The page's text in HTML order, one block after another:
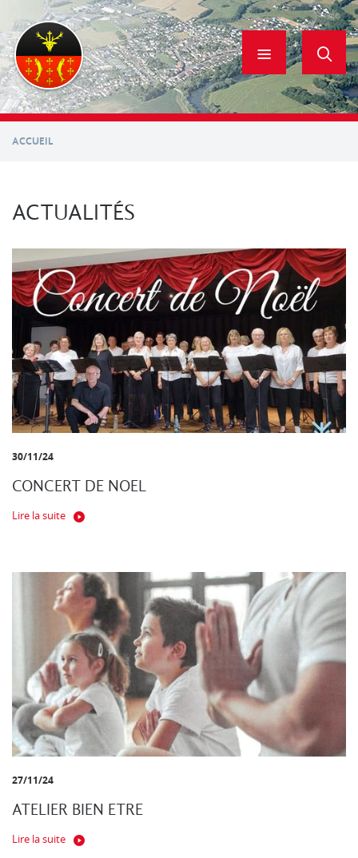
contenu
principal
ACCUEIL
ACTUALITÉS
30/11/24
CONCERT DE NOEL
Lire la suite
27/11/24
ATELIER BIEN ETRE
Lire la suite